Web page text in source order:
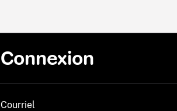
Connexion
Courriel